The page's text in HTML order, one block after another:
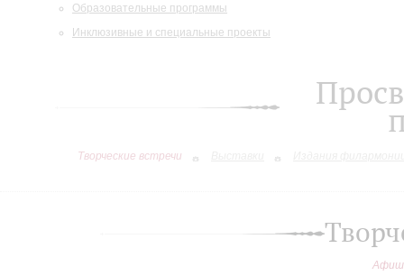
Образовательные программы
Инклюзивные и специальные проекты
Творческие встречи